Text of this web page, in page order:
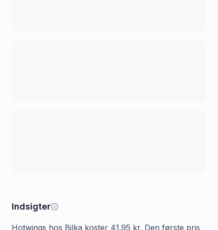
Indsigter
Hotwings hos Bilka koster 41.95 kr. Den første pris